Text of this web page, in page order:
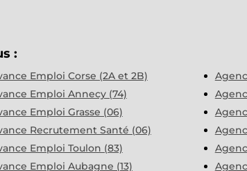
:
Emploi Corse (2A et 2B)
Emploi Annecy (74)
Emploi Grasse (06)
Recrutement Santé (06)
Emploi Toulon (83)
Emploi Aubagne (13)